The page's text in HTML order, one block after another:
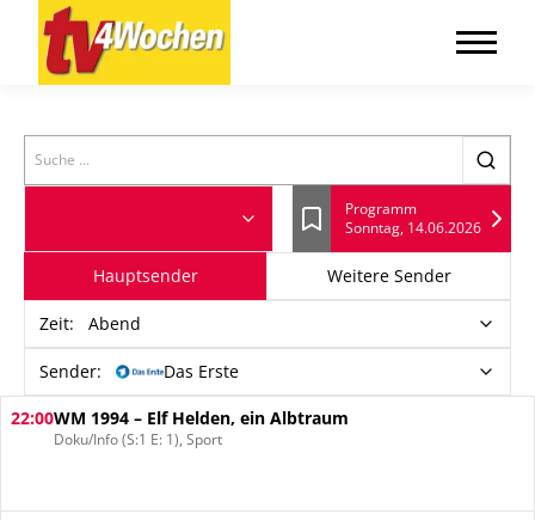
Search
Lesezeichen
Programm
Sonntag, 14.06.2026
Hauptsender Weitere Sender
Zeit: Abend
Sender: Das Erste
22:00WM 1994 – Elf Helden, ein Albtraum
Doku/Info (S:1 E: 1), Sport